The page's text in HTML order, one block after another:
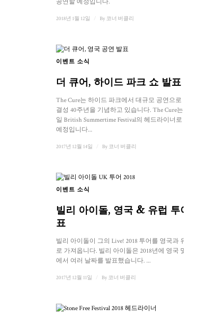
2018년 1월 12일 By 코너 버클리
이벤트 소식
더 큐어, 하이드 파크 쇼 발표
The Cure는 하이드 파크에서 대규모 공연으로 밴드
결성 40주년을 기념하고 있습니다. The Cure는 토요
일 British Summertime Festival의 헤드라이너로 나설
예정입니다...
2017년 12월 14일 By 코너 버클리
이벤트 소식
빌리 아이돌, 영국 & 유럽 투어 발
표
빌리 아이돌이 그의 Live! 2018 투어를 영국과 유럽으
로 가져옵니다. 빌리 아이돌은 2018년에 영국 및 유럽
에서 여러 날짜를 발표했습니다. ...
2017년 12월 11일 By 코너 버클리